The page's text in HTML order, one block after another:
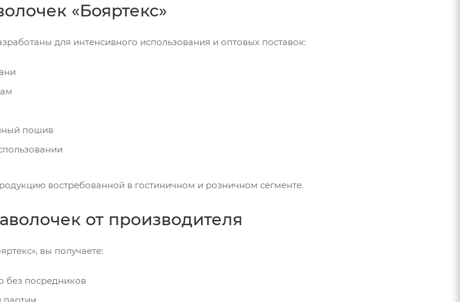
«Бояртекс»
для интенсивного использования и оптовых поставок:
пошив
востребованной в гостиничном и розничном сегменте.
от производителя
вы получаете:
без посредников